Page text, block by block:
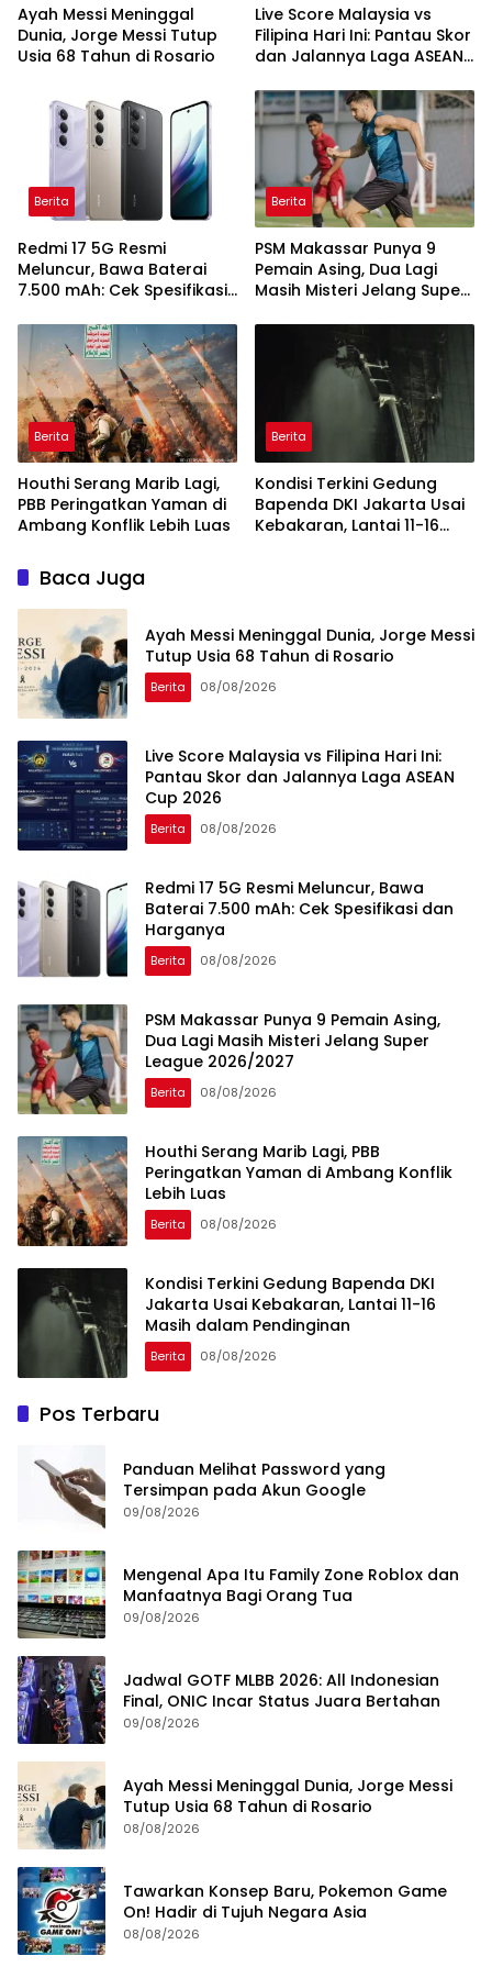
Ayah Messi Meninggal
Dunia, Jorge Messi Tutup
Usia 68 Tahun di Rosario
Live Score Malaysia vs
Filipina Hari Ini: Pantau Skor
dan Jalannya Laga ASEAN
Berita
Redmi 17 5G Resmi
Meluncur, Bawa Baterai
7.500 mAh: Cek Spesifikasi
Berita
PSM Makassar Punya 9
Pemain Asing, Dua Lagi
Masih Misteri Jelang Super
Berita
Houthi Serang Marib Lagi,
PBB Peringatkan Yaman di
Ambang Konflik Lebih Luas
Berita
Kondisi Terkini Gedung
Bapenda DKI Jakarta Usai
Kebakaran, Lantai 11-16
Baca Juga
Ayah Messi Meninggal Dunia, Jorge Messi
Tutup Usia 68 Tahun di Rosario
Berita 08/08/2026
Live Score Malaysia vs Filipina Hari Ini:
Pantau Skor dan Jalannya Laga ASEAN
Cup 2026
Berita 08/08/2026
Redmi 17 5G Resmi Meluncur, Bawa
Baterai 7.500 mAh: Cek Spesifikasi dan
Harganya
Berita 08/08/2026
PSM Makassar Punya 9 Pemain Asing,
Dua Lagi Masih Misteri Jelang Super
League 2026/2027
Berita 08/08/2026
Houthi Serang Marib Lagi, PBB
Peringatkan Yaman di Ambang Konflik
Lebih Luas
Berita 08/08/2026
Kondisi Terkini Gedung Bapenda DKI
Jakarta Usai Kebakaran, Lantai 11-16
Masih dalam Pendinginan
Berita 08/08/2026
Pos Terbaru
Panduan Melihat Password yang
Tersimpan pada Akun Google
09/08/2026
Mengenal Apa Itu Family Zone Roblox dan
Manfaatnya Bagi Orang Tua
09/08/2026
Jadwal GOTF MLBB 2026: All Indonesian
Final, ONIC Incar Status Juara Bertahan
09/08/2026
Ayah Messi Meninggal Dunia, Jorge Messi
Tutup Usia 68 Tahun di Rosario
08/08/2026
Tawarkan Konsep Baru, Pokemon Game
On! Hadir di Tujuh Negara Asia
08/08/2026